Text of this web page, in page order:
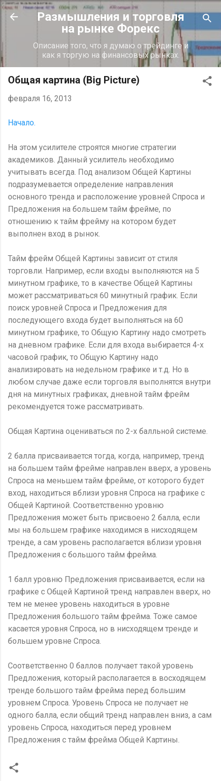
К основному контенту
Размышления и торговля
на рынке Форекс
Описание того, что я думаю о трейдинге и
как я торгую на финансовых рынках.
Общая картина (Big Picture)
февраля 16, 2013
Начало.
На этом усилителе строятся многие стратегии
академиков. Данный усилитель необходимо
учитывать всегда. Под анализом Общей Картины
подразумевается определение направления
основного тренда и расположение уровней Спроса и
Предложения на большем тайм фрейме, по
отношению к тайм фрейму на котором будет
выполнен вход в рынок.
Тайм фрейм Общей Картины зависит от стиля
торговли. Например, если входы выполняются на 5
минутном графике, то в качестве Общей Картины
может рассматриваться 60 минутный график. Если
поиск уровней Спроса и Предложения для
последующего входа будет выполняться на 60
минутном графике, то Общую Картину надо смотреть
на дневном графике. Если для входа выбирается 4-х
часовой график, то Общую Картину надо
анализировать на недельном графике и т.д. Но в
любом случае даже если торговля выполнятся внутри
дня на минутных графиках, дневной тайм фрейм
рекомендуется тоже рассматривать.
Общая Картина оцениваться по 2-х балльной системе.
2 балла присваивается тогда, когда, например, тренд
на большем тайм фрейме направлен вверх, а уровень
Спроса на меньшем тайм фрейме, от которого будет
вход, находиться вблизи уровня Спроса на графике с
Общей Картиной. Соответственно уровню
Предложения может быть присвоено 2 балла, если
мы на большем графике находимся в нисходящем
тренде, а сам уровень располагается вблизи уровня
Предложения с большого тайм фрейма.
1 балл уровню Предложения присваивается, если на
графике с Общей Картиной тренд направлен вверх, но
тем не менее уровень находиться в уровне
Предложения большого тайм фрейма. Тоже самое
касается уровня Спроса, но в нисходящем тренде и
большем уровне Спроса.
Соответственно 0 баллов получает такой уровень
Предложения, который располагается в восходящем
тренде большого тайм фрейма перед большим
уровнем Спроса. Уровень Спроса не получает не
одного балла, если общий тренд направлен вниз, а сам
уровень Спроса, находиться перед уровнем
Предложения с тайм фрейма Общей Картины.